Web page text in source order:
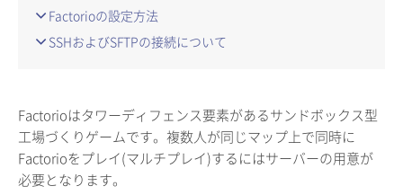
Factorioの設定方法
SSHおよびSFTPの接続について
Factorioはタワーディフェンス要素があるサンドボックス型
工場づくりゲームです。複数人が同じマップ上で同時に
Factorioをプレイ(マルチプレイ)するにはサーバーの用意が
必要となります。